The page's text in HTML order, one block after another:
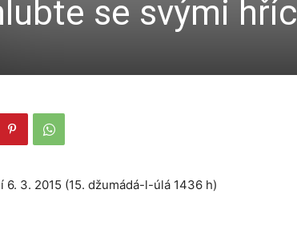
se svými
6. 3. 2015 (15. džumádá-l-úlá 1436 h)